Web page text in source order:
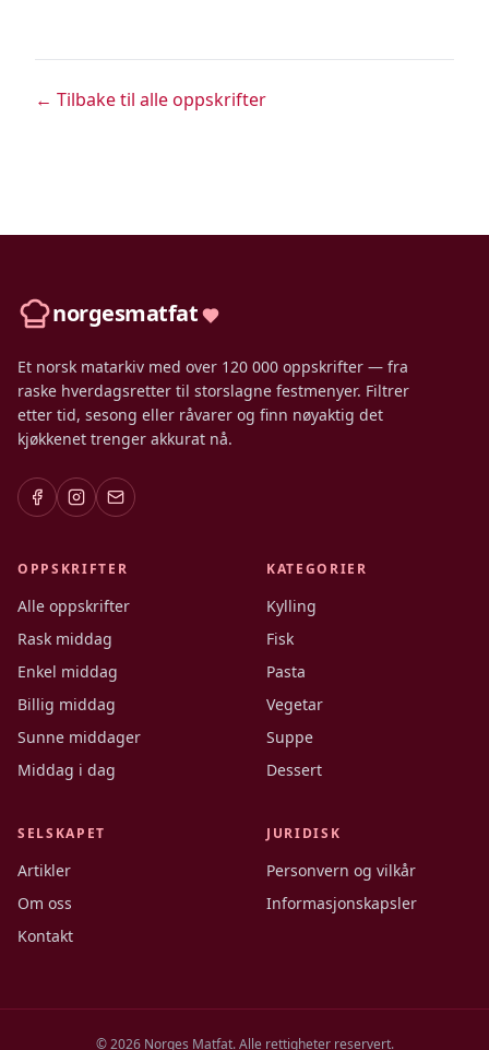
← Tilbake til alle oppskrifter
norgesmatfat
Et norsk matarkiv med over 120 000 oppskrifter — fra
raske hverdagsretter til storslagne festmenyer. Filtrer
etter tid, sesong eller råvarer og finn nøyaktig det
kjøkkenet trenger akkurat nå.
OPPSKRIFTER
Alle oppskrifter
Rask middag
Enkel middag
Billig middag
Sunne middager
Middag i dag
KATEGORIER
Kylling
Fisk
Pasta
Vegetar
Suppe
Dessert
SELSKAPET
Artikler
Om oss
Kontakt
JURIDISK
Personvern og vilkår
Informasjonskapsler
©2026Norges Matfat. Alle rettigheter reservert.